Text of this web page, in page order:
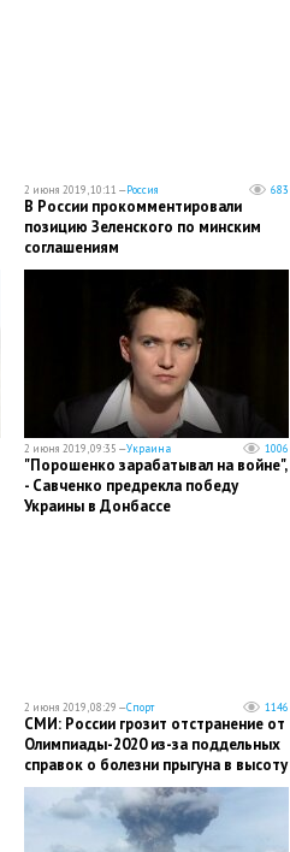
2 июня 2019, 10:11 —Россия 683
В России прокомментировали
позицию Зеленского по минским
соглашениям
2 июня 2019, 09:35 —Украина 1006
​"Порошенко зарабатывал на войне",
- Савченко предрекла победу
Украины в Донбассе
2 июня 2019, 08:29 —Спорт 1146
​СМИ: России грозит отстранение от
Олимпиады-2020 из-за поддельных
справок о болезни прыгуна в высоту